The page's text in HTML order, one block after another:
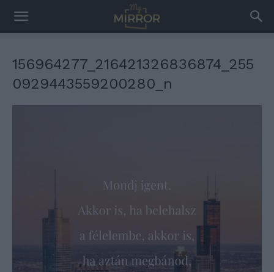
156964277_216421326836874_255
0929443559200280_n